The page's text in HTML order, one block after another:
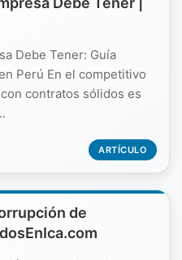
Debe Tener: Guía
Perú En el competitivo
contratos sólidos es
ARTÍCULO
de